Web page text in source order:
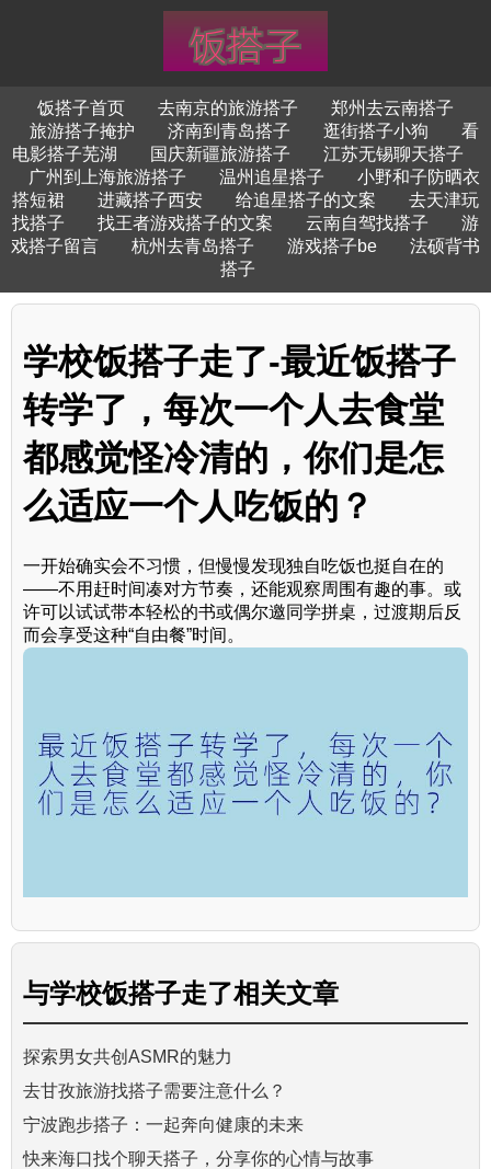
饭搭子首页 去南京的旅游搭子
郑州去云南搭子
旅游搭子掩护
济南到青岛搭子 逛街搭子小狗
看
电影搭子芜湖
国庆新疆旅游搭子
江苏无锡聊天搭子
广州到上海旅游搭子
温州追星搭子
小野和子防晒衣
搭短裙
进藏搭子西安 给追星搭子的文案
去天津玩
找搭子
找王者游戏搭子的文案 云南自驾找搭子
游
戏搭子留言
杭州去青岛搭子 游戏搭子be
法硕背书
搭子
学校饭搭子走了-最近饭搭子
转学了，每次一个人去食堂
都感觉怪冷清的，你们是怎
么适应一个人吃饭的？
一开始确实会不习惯，但慢慢发现独自吃饭也挺自在的
——不用赶时间凑对方节奏，还能观察周围有趣的事。或
许可以试试带本轻松的书或偶尔邀同学拼桌，过渡期后反
而会享受这种“自由餐”时间。
与学校饭搭子走了相关文章
探索男女共创ASMR的魅力
去甘孜旅游找搭子需要注意什么？
宁波跑步搭子：一起奔向健康的未来
快来海口找个聊天搭子，分享你的心情与故事